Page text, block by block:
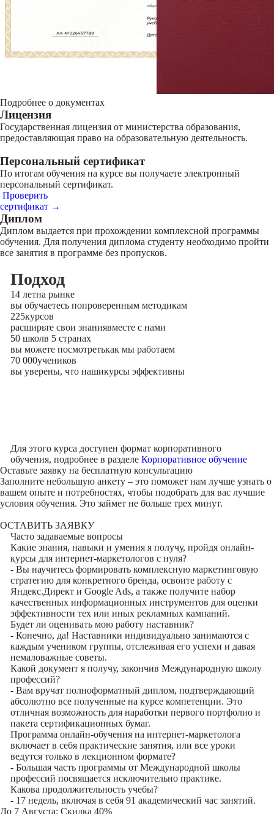
Подробнее о документах
Лицензия
Государственная лицензия от министерства образования,
предоставляющая право на образовательную деятельность.
Персональный сертификат
По итогам обучения на курсе вы получаете электронный
персональный сертификат.
Проверить
сертификат →
Диплом
Диплом выдается при прохождении комплексной программы
обучения. Для получения диплома студенту необходимо пройти
все занятия в программе без пропусков.
Подход
14 летна рынке
вы обучаетесь попроверенным методикам
225курсов
расширьте свои знаниявместе с нами
50 школв 5 странах
вы можете посмотретькак мы работаем
70 000учеников
вы уверены, что нашикурсы эффективны
Для этого курса доступен формат корпоративного
обучения, подробнее в разделе Корпоративное обучение
Оставьте заявку на бесплатную консультацию
Заполните небольшую анкету – это поможет нам лучше узнать о
вашем опыте и потребностях, чтобы подобрать для вас лучшие
условия обучения. Это займет не больше трех минут.
ОСТАВИТЬ ЗАЯВКУ
Часто задаваемые вопросы
Какие знания, навыки и умения я получу, пройдя онлайн-
курсы для интернет-маркетологов с нуля?
- Вы научитесь формировать комплексную маркетинговую
стратегию для конкретного бренда, освоите работу с
Яндекс.Директ и Google Ads, а также получите набор
качественных информационных инструментов для оценки
эффективности тех или иных рекламных кампаний.
Будет ли оценивать мою работу наставник?
- Конечно, да! Наставники индивидуально занимаются с
каждым учеником группы, отслеживая его успехи и давая
немаловажные советы.
Какой документ я получу, закончив Международную школу
профессий?
- Вам вручат полноформатный диплом, подтверждающий
абсолютно все полученные на курсе компетенции. Это
отличная возможность для наработки первого портфолио и
пакета сертификационных бумаг.
Программа онлайн-обучения на интернет-маркетолога
включает в себя практические занятия, или все уроки
ведутся только в лекционном формате?
- Большая часть программы от Международной школы
профессий посвящается исключительно практике.
Какова продолжительность учебы?
- 17 недель, включая в себя 91 академический час занятий.
До 7 Августа: Скидка 40%